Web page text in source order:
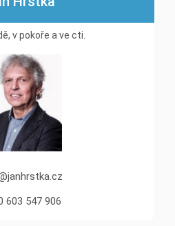
v pokoře a ve cti.
603 547 906